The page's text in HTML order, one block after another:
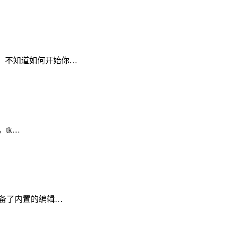
不知道如何开始你…
tk…
了内置的编辑…